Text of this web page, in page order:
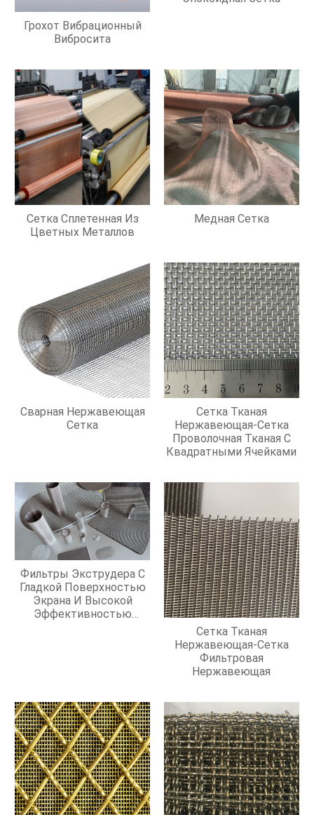
Грохот Вибрационный
Вибросита
Сетка Сплетенная Из
Цветных Металлов
Медная Сетка
Сварная Нержавеющая
Сетка
Сетка Тканая
Нержавеющая-Сетка
Проволочная Тканая С
Квадратными Ячейками
Фильтры Экструдера С
Гладкой Поверхностью
Экрана И Высокой
Эффективностью
Сетка Тканая
Нержавеющая-Сетка
Фильтровая
Нержавеющая